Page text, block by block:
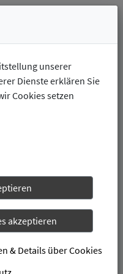
ob das
Hannoversch
Sie möchten
Angebot
unserer
Dienste erklären Sie
Cookies setzen
akzeptieren
& Details über Cookies